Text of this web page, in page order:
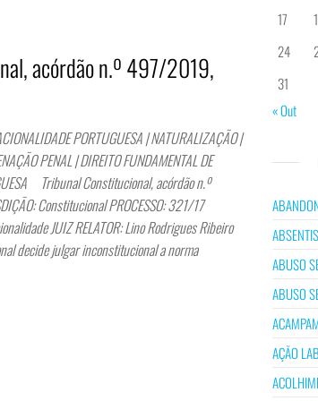
acórdão n.º 497/2019,
PORTUGUESA | NATURALIZAÇÃO |
PENAL | DIREITO FUNDAMENTAL DE
Tribunal Constitucional, acórdão n.º
Constitucional PROCESSO: 321/17
JUIZ RELATOR: Lino Rodrigues Ribeiro
decide julgar inconstitucional a norma
17
24
31
« Out
ABUSO
ABUSO
AÇÃO